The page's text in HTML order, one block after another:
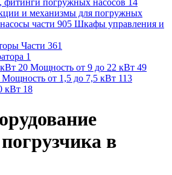
фитинги погружных насосов 14
и механизмы для погружных
части 905 Шкафы управления и
Части 361
1
20 Мощность от 9 до 22 кВт 49
Мощность от 1,5 до 7,5 кВт 113
кВт 18
в